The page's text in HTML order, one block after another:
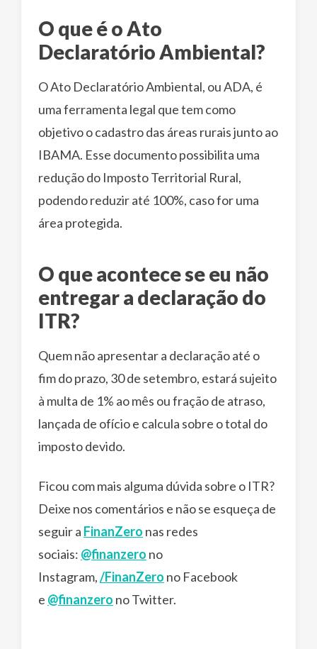
O que é o Ato
Declaratório Ambiental?
O Ato Declaratório Ambiental, ou ADA, é
uma ferramenta legal que tem como
objetivo o cadastro das áreas rurais junto ao
IBAMA. Esse documento possibilita uma
redução do Imposto Territorial Rural,
podendo reduzir até 100%, caso for uma
área protegida.
O que acontece se eu não
entregar a declaração do
ITR?
Quem não apresentar a declaração até o
fim do prazo, 30 de setembro, estará sujeito
à multa de 1% ao mês ou fração de atraso,
lançada de ofício e calcula sobre o total do
imposto devido.
Ficou com mais alguma dúvida sobre o ITR?
Deixe nos comentários e não se esqueça de
seguir a FinanZero nas redes
sociais: @finanzero no
Instagram,/FinanZero no Facebook
e @finanzero no Twitter.